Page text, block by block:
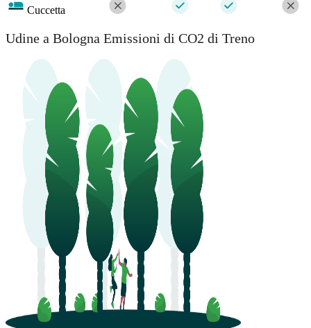
Cuccetta
Udine a Bologna Emissioni di CO2 di Treno